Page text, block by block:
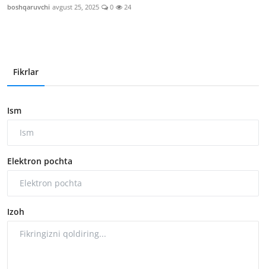
boshqaruvchi avgust 25, 2025 0 24
Fikrlar
Ism
Elektron pochta
Izoh